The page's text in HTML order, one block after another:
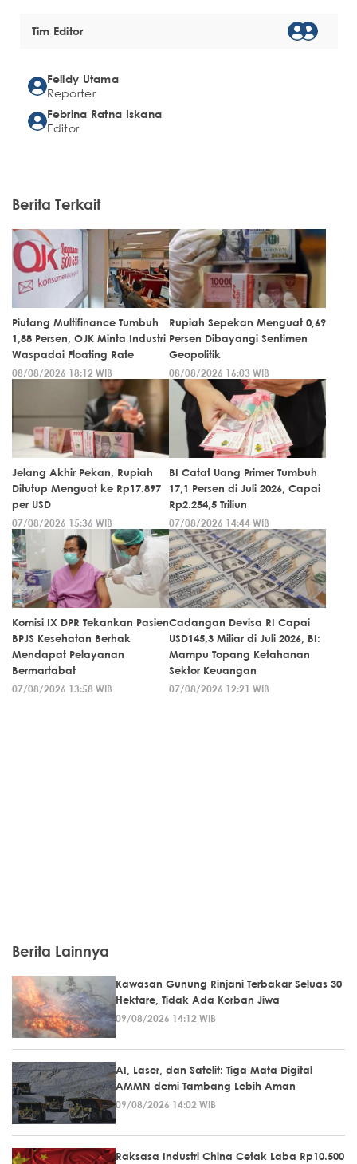
Tim Editor
Felldy Utama
Reporter
Febrina Ratna Iskana
Editor
Berita Terkait
Piutang Multifinance Tumbuh
1,88 Persen, OJK Minta Industri
Waspadai Floating Rate
08/08/2026 18:12 WIB
Rupiah Sepekan Menguat 0,69
Persen Dibayangi Sentimen
Geopolitik
08/08/2026 16:03 WIB
Jelang Akhir Pekan, Rupiah
Ditutup Menguat ke Rp17.897
per USD
07/08/2026 15:36 WIB
BI Catat Uang Primer Tumbuh
17,1 Persen di Juli 2026, Capai
Rp2.254,5 Triliun
07/08/2026 14:44 WIB
Komisi IX DPR Tekankan Pasien
BPJS Kesehatan Berhak
Mendapat Pelayanan
Bermartabat
07/08/2026 13:58 WIB
Cadangan Devisa RI Capai
USD145,3 Miliar di Juli 2026, BI:
Mampu Topang Ketahanan
Sektor Keuangan
07/08/2026 12:21 WIB
Berita Lainnya
Kawasan Gunung Rinjani Terbakar Seluas 30
Hektare, Tidak Ada Korban Jiwa
09/08/2026 14:12 WIB
AI, Laser, dan Satelit: Tiga Mata Digital
AMMN demi Tambang Lebih Aman
09/08/2026 14:02 WIB
Raksasa Industri China Cetak Laba Rp10.500